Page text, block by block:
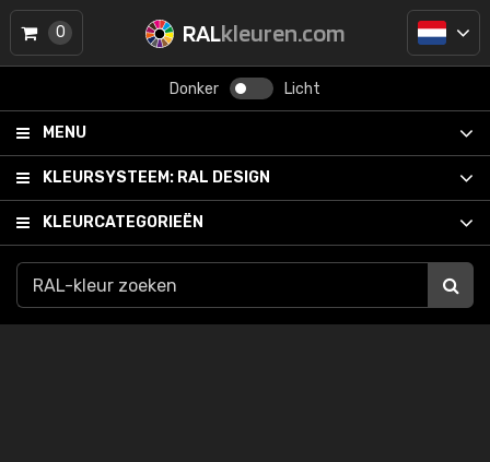
RALkleuren.com
Donker Licht
MENU
KLEURSYSTEEM: RAL DESIGN
KLEURCATEGORIEËN
0